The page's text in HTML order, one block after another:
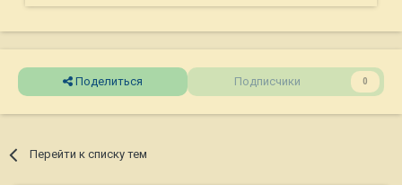
Поделиться Подписчики 0
Перейти к списку тем